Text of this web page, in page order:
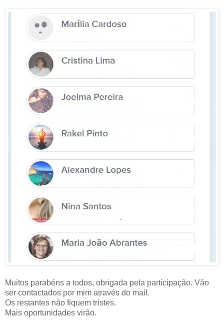
Muitos parabéns a todos, obrigada pela participação. Vão
ser contactados por mim através do mail.
Os restantes não fiquem tristes.
Mais oportunidades virão.